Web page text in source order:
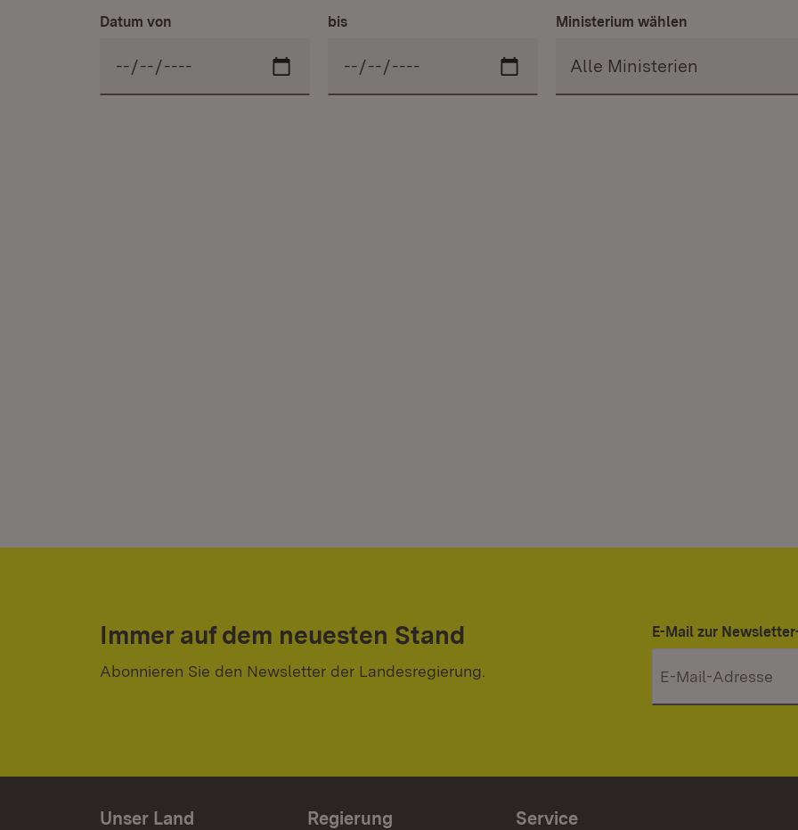
Datum von bis Ministerium wählen
Immer auf dem neuesten Stand
Abonnieren Sie den Newsletter der Landesregierung.
E-Mail zur
Unser Land Regierung Service